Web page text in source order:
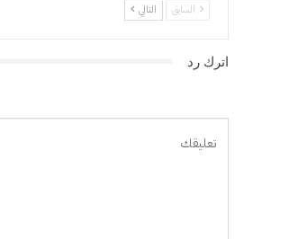
السابق التالي
اترك رد